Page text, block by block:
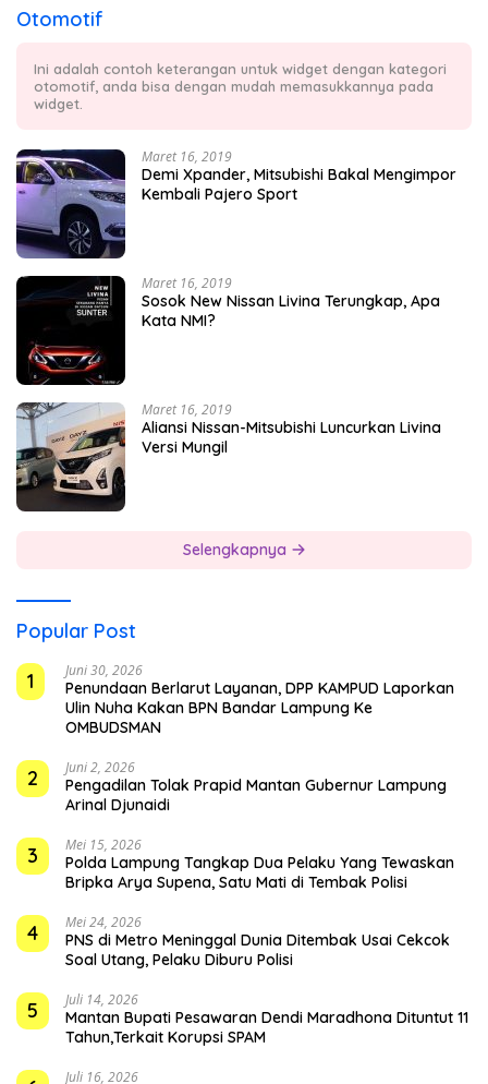
Otomotif
Ini adalah contoh keterangan untuk widget dengan kategori
otomotif, anda bisa dengan mudah memasukkannya pada
widget.
Maret 16, 2019
Demi Xpander, Mitsubishi Bakal Mengimpor
Kembali Pajero Sport
Maret 16, 2019
Sosok New Nissan Livina Terungkap, Apa
Kata NMI?
Maret 16, 2019
Aliansi Nissan-Mitsubishi Luncurkan Livina
Versi Mungil
Selengkapnya
Popular Post
1
Juni 30, 2026
Penundaan Berlarut Layanan, DPP KAMPUD Laporkan
Ulin Nuha Kakan BPN Bandar Lampung Ke
OMBUDSMAN
2 Juni 2, 2026
Pengadilan Tolak Prapid Mantan Gubernur Lampung
Arinal Djunaidi
3 Mei 15, 2026
Polda Lampung Tangkap Dua Pelaku Yang Tewaskan
Bripka Arya Supena, Satu Mati di Tembak Polisi
4 Mei 24, 2026
PNS di Metro Meninggal Dunia Ditembak Usai Cekcok
Soal Utang, Pelaku Diburu Polisi
5 Juli 14, 2026
Mantan Bupati Pesawaran Dendi Maradhona Dituntut 11
Tahun,Terkait Korupsi SPAM
Juli 16, 2026